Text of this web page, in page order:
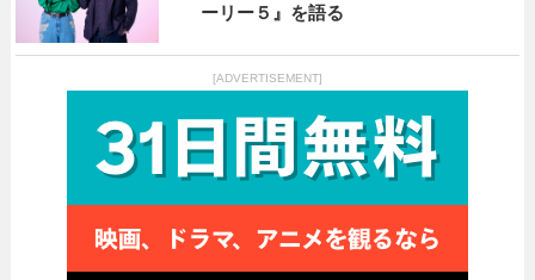
ーリー５』を語る
[ADVERTISEMENT]